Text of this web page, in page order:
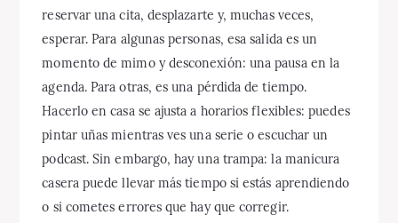
reservar una cita, desplazarte y, muchas veces,
esperar. Para algunas personas, esa salida es un
momento de mimo y desconexión: una pausa en la
agenda. Para otras, es una pérdida de tiempo.
Hacerlo en casa se ajusta a horarios flexibles: puedes
pintar uñas mientras ves una serie o escuchar un
podcast. Sin embargo, hay una trampa: la manicura
casera puede llevar más tiempo si estás aprendiendo
o si cometes errores que hay que corregir.